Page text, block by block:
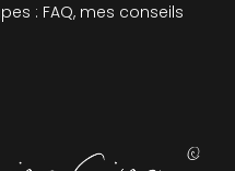
: FAQ, mes conseils